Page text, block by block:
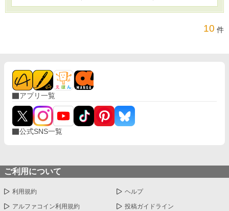
10 件
アプリ一覧
公式SNS一覧
ご利用について
利用規約 ヘルプ
アルファコイン利用規約 投稿ガイドライン